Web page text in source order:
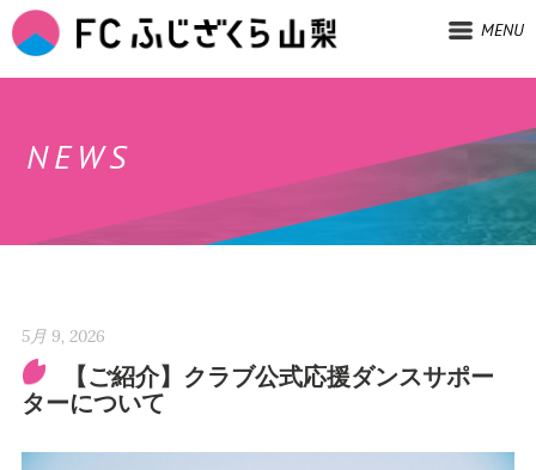
MENU
NEWS
5月 9, 2026
【ご紹介】クラブ公式応援ダンスサポー
ターについて